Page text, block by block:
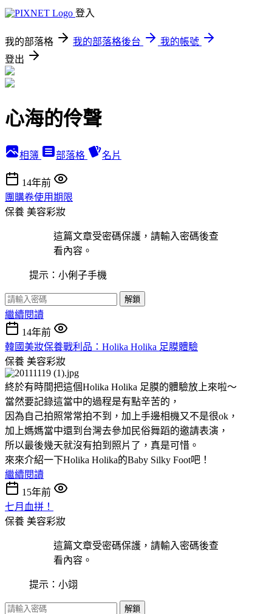
登入
我的部落格 我的部落格後台
我的帳號
登出
心海的伶聲
相簿 部落格 名片
14年前
團購卷使用期限
保養 美容彩妝
這篇文章受密碼保護，請輸入密碼後查
看內容。
提示：小俐子手機
解鎖
繼續閱讀
14年前
韓國美妝保養戰利品：Holika Holika 足膜體驗
保養 美容彩妝
終於有時間把這個Holika Holika 足膜的體驗放上來啦～
當然要記錄這當中的過程是有點辛苦的，
因為自己拍照常常拍不到，加上手邊相機又不是很ok，
加上媽媽當中還到台灣去參加民俗舞蹈的邀請表演，
所以最後幾天就沒有拍到照片了，真是可惜。
來來介紹一下Holika Holika的Baby Silky Foot吧！
繼續閱讀
15年前
七月血拼！
保養 美容彩妝
這篇文章受密碼保護，請輸入密碼後查
看內容。
提示：小翊
解鎖